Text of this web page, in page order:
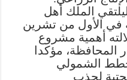
الملك أهل
في الأول من تشرين
أهمية مشروع
المحافظة، مؤكدا
الشمولي
لجذب